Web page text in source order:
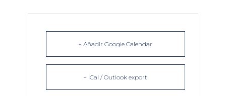
+ Añadir Google Calendar
+ iCal / Outlook export